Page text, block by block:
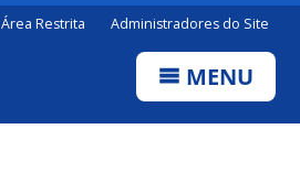
Área Restrita Administradores do Site
MENU